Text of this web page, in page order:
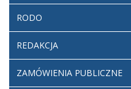
RODO
REDAKCJA
ZAMÓWIENIA PUBLICZNE